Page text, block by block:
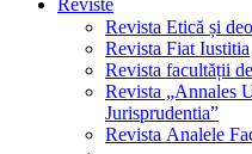
Reviste
Revista Etică și
Revista Fiat Iustitia
Revista facultății
Revista „Annales
Jurisprudentia”
Revista Analele